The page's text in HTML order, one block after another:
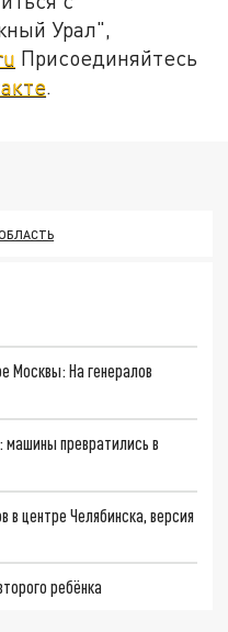
Урал",
Присоединяйтесь
.
Москвы: На генералов
машины превратились в
в центре Челябинска, версия
ребёнка